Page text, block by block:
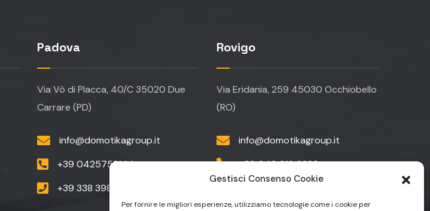
Gestisci Consenso Cookie
Per fornire le migliori esperienze, utilizziamo tecnologie come i cookie per
Padova
Via Vò di Placca, 40/C 35020 Due
Carrare (PD)
info@domotikagroup.it
+39 0425758144
+39 338 398 8888
Rovigo
Via Eridania, 259 45030 Occhiobello
(RO)
info@domotikagroup.it
+39 049 912 6323